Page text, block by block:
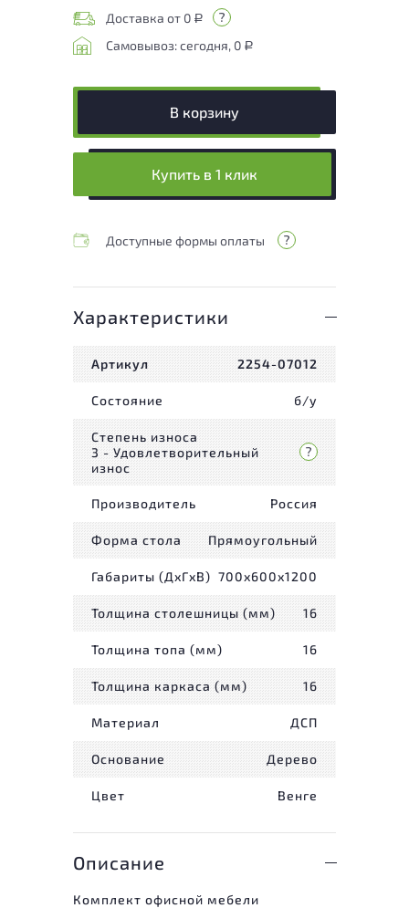
Доставка от 0 Р
Самовывоз: сегодня, 0 Р
В корзину
Купить в 1 клик
Доступные формы оплаты
Характеристики
Артикул 2254-07012
Состояние б/у
Степень износа
3 - Удовлетворительный
износ
Производитель Россия
Форма стола Прямоугольный
Габариты (ДxГxВ) 700x600x1200
Толщина столешницы (мм) 16
Толщина топа (мм) 16
Толщина каркаса (мм) 16
Материал ДСП
Основание Дерево
Цвет Венге
Описание
Комплект офисной мебели